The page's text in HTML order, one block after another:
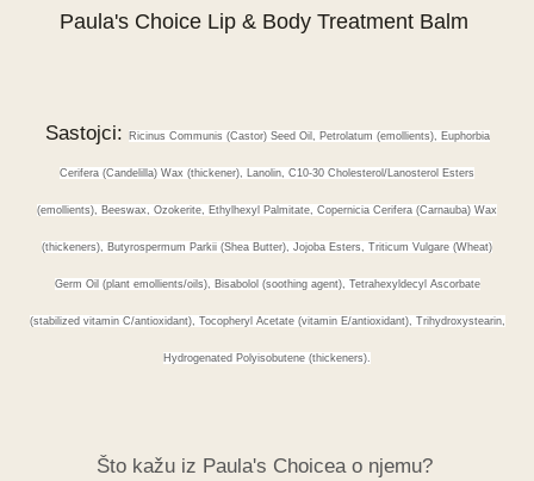
Paula's Choice Lip & Body Treatment Balm
Sastojci: Ricinus Communis (Castor) Seed Oil, Petrolatum (emollients), Euphorbia
Cerifera (Candelilla) Wax (thickener), Lanolin, C10-30 Cholesterol/Lanosterol Esters
(emollients), Beeswax, Ozokerite, Ethylhexyl Palmitate, Copernicia Cerifera (Carnauba) Wax
(thickeners), Butyrospermum Parkii (Shea Butter), Jojoba Esters, Triticum Vulgare (Wheat)
Germ Oil (plant emollients/oils), Bisabolol (soothing agent), Tetrahexyldecyl Ascorbate
(stabilized vitamin C/antioxidant), Tocopheryl Acetate (vitamin E/antioxidant), Trihydroxystearin,
Hydrogenated Polyisobutene (thickeners).
Što kažu iz Paula's Choicea o njemu?